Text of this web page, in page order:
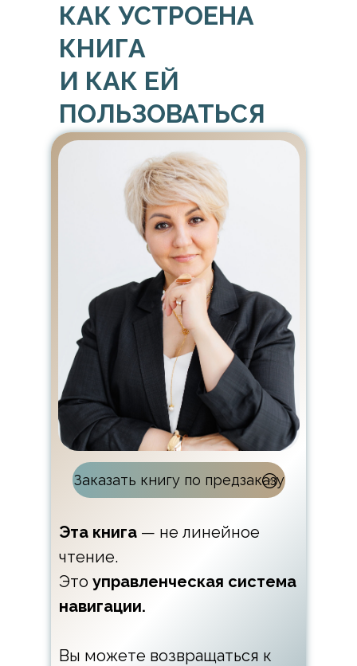
КАК УСТРОЕНА
КНИГА
И КАК ЕЙ
ПОЛЬЗОВАТЬСЯ
Эта книга — не линейное
чтение.
Это управленческая система
навигации.
Вы можете возвращаться к
Заказать книгу по предзаказу